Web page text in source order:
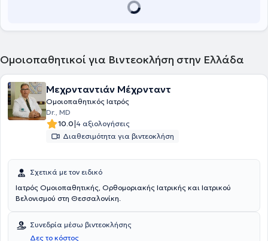
Ομοιοπαθητικοί για Βιντεοκλήση στην Ελλάδα
Μεχρνταντιάν Μέχρνταντ
Ομοιοπαθητικός Ιατρός
Dr., MD
10.0|4 αξιολογήσεις
Διαθεσιμότητα για βιντεοκλήση
Σχετικά με τον ειδικό
Ιατρός Ομοιοπαθητικής, Ορθομοριακής Ιατρικής και Ιατρικού
Βελονισμού στη Θεσσαλονίκη.
Συνεδρία μέσω βιντεοκλήσης
Δες το κόστος